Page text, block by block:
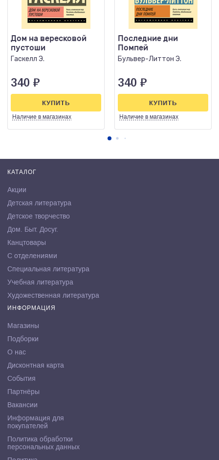
Дом на вересковой
пустоши
Гаскелл Э.
340 ₽
Наличие в магазинах
КУПИТЬ
Последние дни
Помпей
Бульвер-Литтон Э.
340 ₽
Наличие в магазинах
КУПИТЬ
КАТАЛОГ
Акции
Детская литература
Детское творчество
Дом. Быт. Досуг.
Канцтовары
С отделениями
Специальная литература
Учебная литература
Художественная литература
ИНФОРМАЦИЯ
Магазины
Подборки
О нас
Дисконтная карта
События
Партнёры
Вакансии
Информация для
покупателей
Политика обработки
персональных данных